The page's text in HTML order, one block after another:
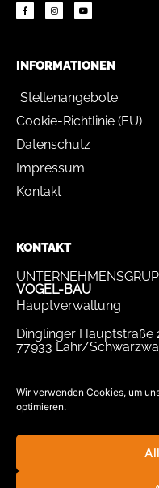
Wir verwenden Cookies, um
optimieren.
INFORMATIONEN
Stellenangebote
Cookie-Richtlinie (EU)
Datenschutz
Impressum
Kontakt
KONTAKT
VOGEL-BAU
Hauptverwaltung
Dinglinger Hauptstraße
77933 Lahr/
bewerbung@vogel-
info@vogel-bau.de